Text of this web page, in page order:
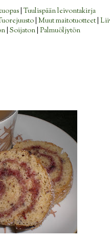
|Tuulispään leivontakirja
Muut maitotuotteet|
| Soijaton| Palmuöljytön